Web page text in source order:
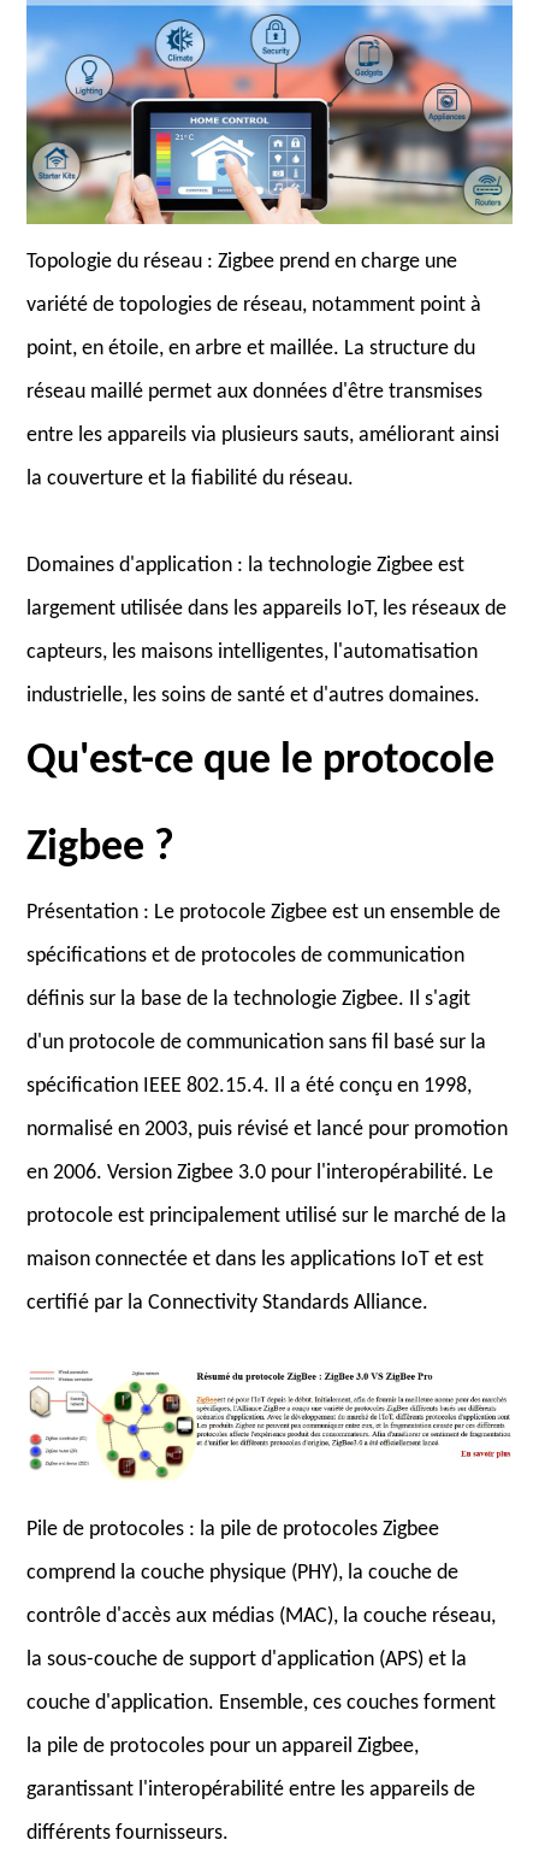
Topologie du réseau : Zigbee prend en charge une
variété de topologies de réseau, notamment point à
point, en étoile, en arbre et maillée. La structure du
réseau maillé permet aux données d'être transmises
entre les appareils via plusieurs sauts, améliorant ainsi
la couverture et la fiabilité du réseau.
Domaines d'application : la technologie Zigbee est
largement utilisée dans les appareils IoT, les réseaux de
capteurs, les maisons intelligentes, l'automatisation
industrielle, les soins de santé et d'autres domaines.
Qu'est-ce que le protocole
Zigbee ?
Présentation : Le protocole Zigbee est un ensemble de
spécifications et de protocoles de communication
définis sur la base de la technologie Zigbee. Il s'agit
d'un protocole de communication sans fil basé sur la
spécification IEEE 802.15.4. Il a été conçu en 1998,
normalisé en 2003, puis révisé et lancé pour promotion
en 2006. Version Zigbee 3.0 pour l'interopérabilité. Le
protocole est principalement utilisé sur le marché de la
maison connectée et dans les applications IoT et est
certifié par la Connectivity Standards Alliance.
Pile de protocoles : la pile de protocoles Zigbee
comprend la couche physique (PHY), la couche de
contrôle d'accès aux médias (MAC), la couche réseau,
la sous-couche de support d'application (APS) et la
couche d'application. Ensemble, ces couches forment
la pile de protocoles pour un appareil Zigbee,
garantissant l'interopérabilité entre les appareils de
différents fournisseurs.